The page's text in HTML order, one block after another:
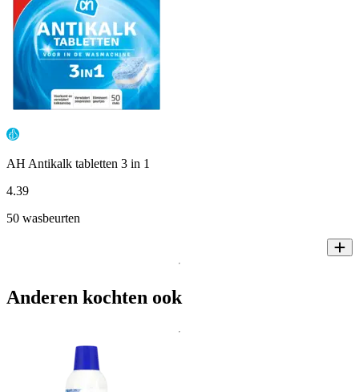
AH Antikalk tabletten 3 in 1
4.39
50 wasbeurten
Anderen kochten ook